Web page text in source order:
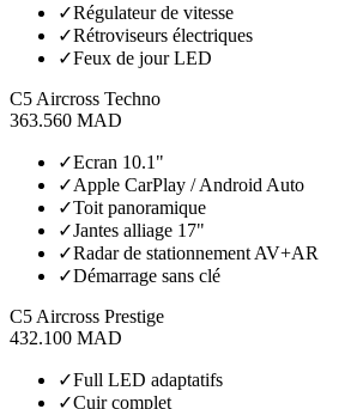
✓Régulateur de vitesse
✓Rétroviseurs électriques
✓Feux de jour LED
C5 Aircross Techno
363.560 MAD
✓Ecran 10.1"
✓Apple CarPlay / Android Auto
✓Toit panoramique
✓Jantes alliage 17"
✓Radar de stationnement AV+AR
✓Démarrage sans clé
C5 Aircross Prestige
432.100 MAD
✓Full LED adaptatifs
✓Cuir complet